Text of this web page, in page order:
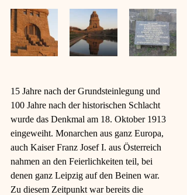
15 Jahre nach der Grundsteinlegung und
100 Jahre nach der historischen Schlacht
wurde das Denkmal am 18. Oktober 1913
eingeweiht. Monarchen aus ganz Europa,
auch Kaiser Franz Josef I. aus Österreich
nahmen an den Feierlichkeiten teil, bei
denen ganz Leipzig auf den Beinen war.
Zu diesem Zeitpunkt war bereits die